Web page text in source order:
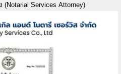
Services Attorney)